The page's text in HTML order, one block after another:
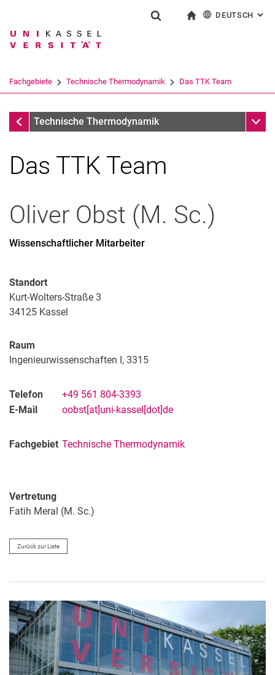
Springe direkt zu: Inhalt
Springe direkt zu: Suche
Springe direkt zu:
Suchbegriff
Suchen (öffnet externen Link in einem
DEUTSCH :
Fachgebiete Technische Thermodynamik Das TTK Team
Fachgebiete
Technische Thermodynamik
Das TTK Team
Oliver Obst (M. Sc.)
Wissenschaftlicher Mitarbeiter
Standort
Kurt-Wolters-Straße 3
34125 Kassel
Raum
Ingenieurwissenschaften I, 3315
Telefon
+49 561 804-3393
E-Mail
oobst[at]uni-kassel[dot]de
Fachgebiet Technische Thermodynamik
Vertretung
Fatih Meral (M. Sc.)
Zurück zur Liste